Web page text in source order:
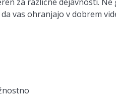
vas ohranjajo v dobrem